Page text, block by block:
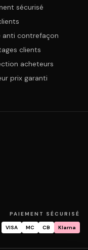
sécurisé
anti contrefaçon
clients
acheteurs
prix garanti
PAIEMENT SÉCURISÉ
VISA MC CB Klarna